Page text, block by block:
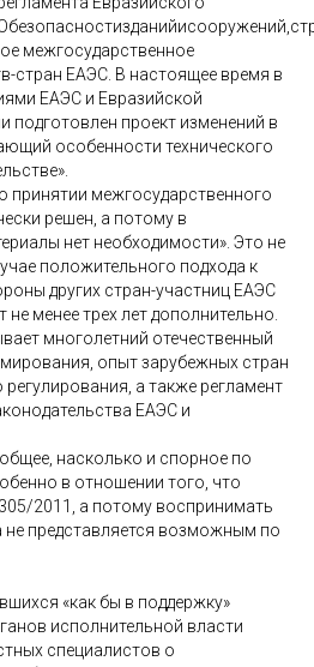
межгосударственное
стран ЕАЭС. В настоящее время в
ЕАЭС и Евразийской
подготовлен проект изменений в
особенности технического
принятии межгосударственного
решен, а потому в
нет необходимости». Это не
положительного подхода к
других стран-участниц ЕАЭС
менее трех лет дополнительно.
многолетний отечественный
опыт зарубежных стран
регулирования, а также регламент
ЕАЭС и
насколько и спорное по
в отношении того, что
2011, а потому воспринимать
не представляется возможным по
«как бы в поддержку»
исполнительной власти
специалистов о